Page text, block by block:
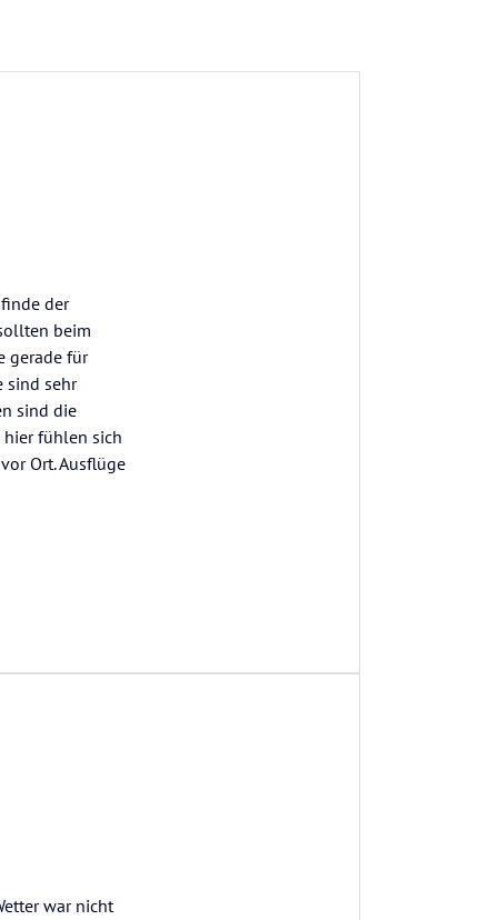
der
beim
gerade für
sind sehr
sind die
fühlen sich
Ort. Ausflüge
war nicht